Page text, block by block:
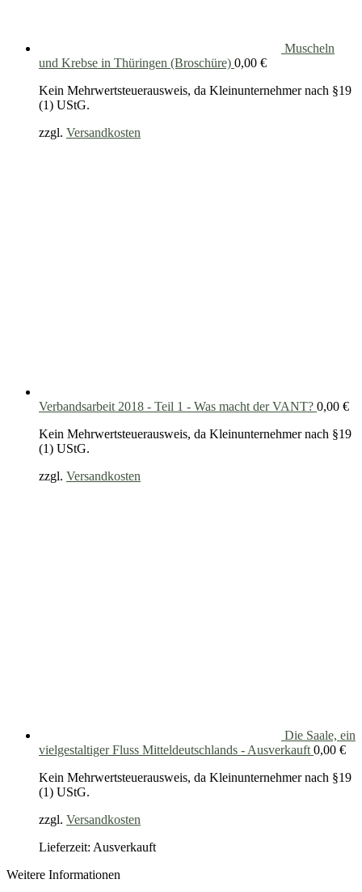
Muscheln
und Krebse in Thüringen (Broschüre) 0,00 €
Kein Mehrwertsteuerausweis, da Kleinunternehmer nach §19
(1) UStG.
zzgl. Versandkosten
Verbandsarbeit 2018 - Teil 1 - Was macht der VANT? 0,00 €
Kein Mehrwertsteuerausweis, da Kleinunternehmer nach §19
(1) UStG.
zzgl. Versandkosten
Die Saale, ein
vielgestaltiger Fluss Mitteldeutschlands - Ausverkauft 0,00 €
Kein Mehrwertsteuerausweis, da Kleinunternehmer nach §19
(1) UStG.
zzgl. Versandkosten
Lieferzeit: Ausverkauft
Weitere Informationen